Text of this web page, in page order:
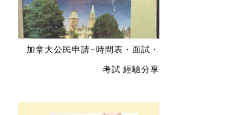
加拿大公民申請–時間表・面試・
考試 經驗分享